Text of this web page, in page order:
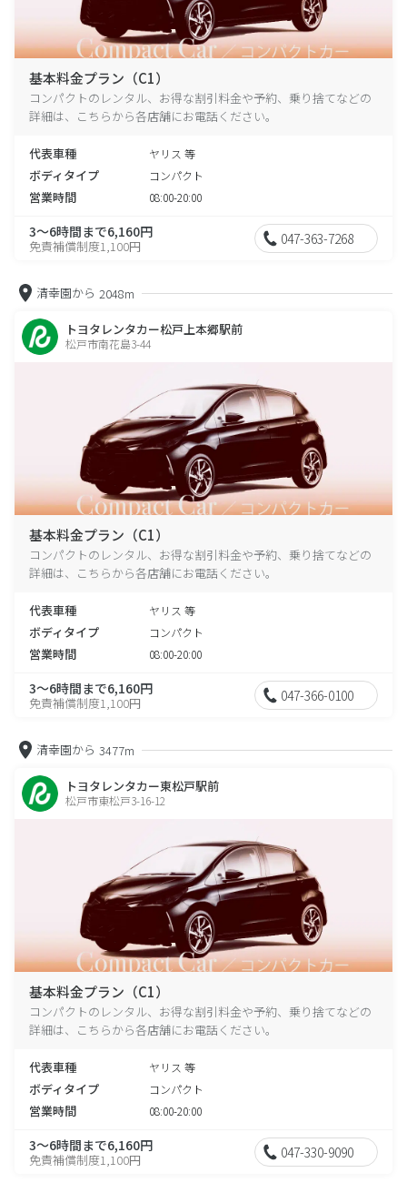
基本料金プラン（C1）
コンパクトのレンタル、お得な割引料金や予約、乗り捨てなどの
詳細は、こちらから各店舗にお電話ください。
代表車種 ヤリス 等
ボディタイプ コンパクト
営業時間 08:00-20:00
3～6時間まで6,160円
免責補償制度1,100円 047-363-7268
清幸園から 2048m
トヨタレンタカー松戸上本郷駅前
松戸市南花島3-44
基本料金プラン（C1）
コンパクトのレンタル、お得な割引料金や予約、乗り捨てなどの
詳細は、こちらから各店舗にお電話ください。
代表車種 ヤリス 等
ボディタイプ コンパクト
営業時間 08:00-20:00
3～6時間まで6,160円
免責補償制度1,100円 047-366-0100
清幸園から 3477m
トヨタレンタカー東松戸駅前
松戸市東松戸3-16-12
基本料金プラン（C1）
コンパクトのレンタル、お得な割引料金や予約、乗り捨てなどの
詳細は、こちらから各店舗にお電話ください。
代表車種 ヤリス 等
ボディタイプ コンパクト
営業時間 08:00-20:00
3～6時間まで6,160円
免責補償制度1,100円 047-330-9090